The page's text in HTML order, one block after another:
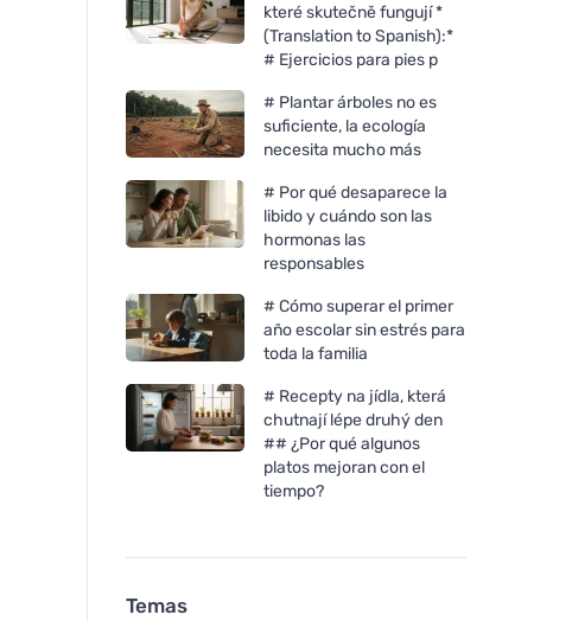
které skutečně fungují *
(Translation to Spanish):*
# Ejercicios para pies p
# Plantar árboles no es
suficiente, la ecología
necesita mucho más
# Por qué desaparece la
libido y cuándo son las
hormonas las
responsables
# Cómo superar el primer
año escolar sin estrés para
toda la familia
# Recepty na jídla, která
chutnají lépe druhý den
## ¿Por qué algunos
platos mejoran con el
tiempo?
Temas